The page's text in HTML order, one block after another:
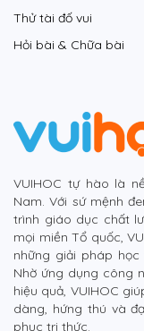
Thử tài đố vui
Hỏi bài & Chữa bài
VUIHOC tự hào là
Nam. Với sứ mệnh
trình giáo dục chất
mọi miền Tổ quốc,
những giải pháp
Nhờ ứng dụng công
hiệu quả, VUIHOC
dàng, hứng thú và
phục tri thức.